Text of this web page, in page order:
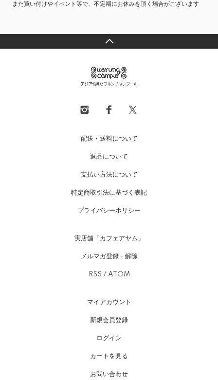
また買い付けやイベント等で、不定期にお休みを頂く場合がございます
配送・送料について
返品について
支払い方法について
特定商取引法に基づく表記
プライバシーポリシー
実店舗「カフェアヤム」
メルマガ登録・解除
RSS / ATOM
マイアカウント
新規会員登録
ログイン
カートを見る
お問い合わせ